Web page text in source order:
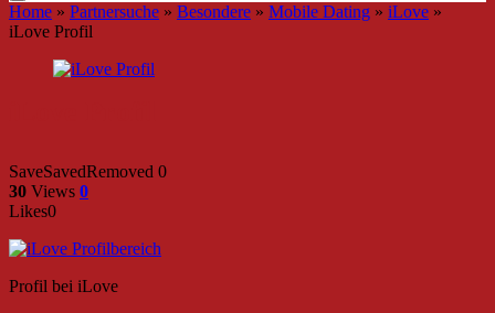
Home » Partnersuche » Besondere » Mobile Dating » iLove »
iLove Profil
SaveSavedRemoved 0
30 Views 0
Likes0
Profil bei iLove